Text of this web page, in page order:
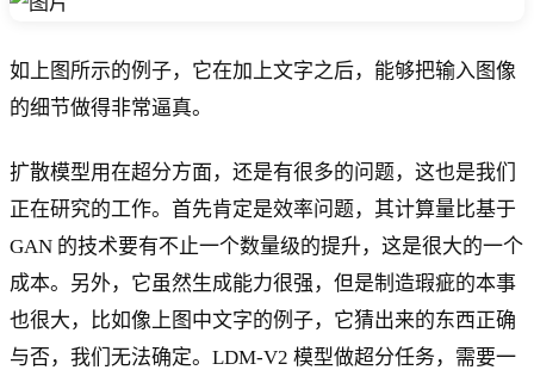
如上图所示的例子，它在加上文字之后，能够把输入图像
的细节做得非常逼真。
扩散模型用在超分方面，还是有很多的问题，这也是我们
正在研究的工作。首先肯定是效率问题，其计算量比基于
GAN 的技术要有不止一个数量级的提升，这是很大的一个
成本。另外，它虽然生成能力很强，但是制造瑕疵的本事
也很大，比如像上图中文字的例子，它猜出来的东西正确
与否，我们无法确定。LDM-V2 模型做超分任务，需要一